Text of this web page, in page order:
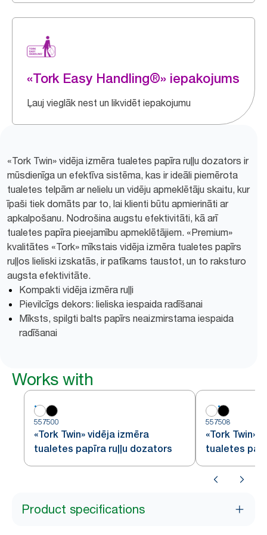
«Tork Easy Handling®» iepakojums
Ļauj vieglāk nest un likvidēt iepakojumu
«Tork Twin» vidēja izmēra tualetes papīra ruļļu dozators ir
mūsdienīga un efektīva sistēma, kas ir ideāli piemērota
tualetes telpām ar nelielu un vidēju apmeklētāju skaitu, kur
īpaši tiek domāts par to, lai klienti būtu apmierināti ar
apkalpošanu. Nodrošina augstu efektivitāti, kā arī
tualetes papīra pieejamību apmeklētājiem. «Premium»
kvalitātes «Tork» mīkstais vidēja izmēra tualetes papīrs
ruļļos lieliski izskatās, ir patīkams taustot, un to raksturo
augsta efektivitāte.
Kompakti vidēja izmēra ruļļi
Pievilcīgs dekors: lieliska iespaida radīšanai
Mīksts, spilgti balts papīrs neaizmirstama iespaida
radīšanai
Works with
557500
«Tork Twin» vidēja izmēra
tualetes papīra ruļļu dozators
557508
«Tork Twin»
tualetes
Product specifications